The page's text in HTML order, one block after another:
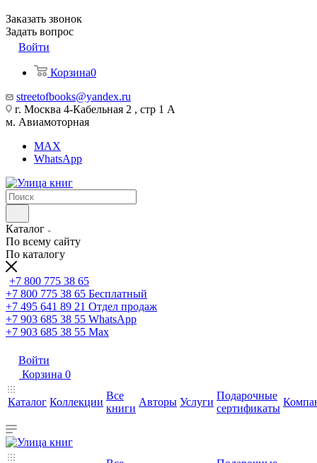
Заказать звонок
Задать вопрос
Войти
Корзина0
streetofbooks@yandex.ru
г. Москва 4-Кабельная 2 , стр 1 А
м. Авиамоторная
MAX
WhatsApp
Каталог
По всему сайту
По каталогу
+7 800 775 38 65
+7 800 775 38 65 Бесплатный
+7 495 641 89 21 Отдел продаж
+7 903 685 38 55 WhatsApp
+7 903 685 38 55 Max
Войти
Корзина 0
Каталог Коллекции
Все
книги
Авторы Услуги
Подарочные
сертификаты